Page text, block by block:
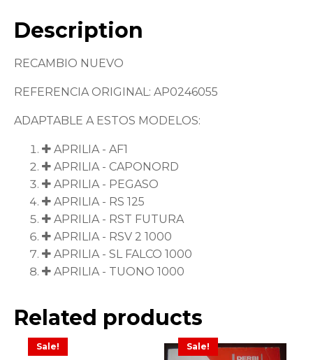
Description
RECAMBIO NUEVO
REFERENCIA ORIGINAL: AP0246055
ADAPTABLE A ESTOS MODELOS:
APRILIA - AF1
APRILIA - CAPONORD
APRILIA - PEGASO
APRILIA - RS 125
APRILIA - RST FUTURA
APRILIA - RSV 2 1000
APRILIA - SL FALCO 1000
APRILIA - TUONO 1000
Related products
Sale! Sale!